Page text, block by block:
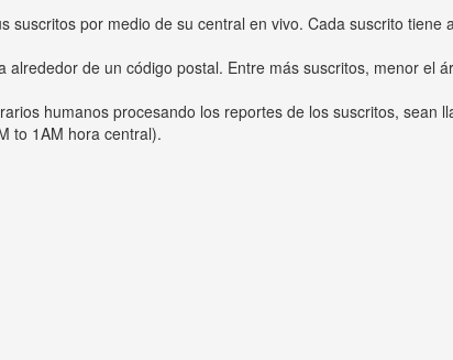
suscritos por medio de su central en vivo. Cada suscrito
de un código postal. Entre más suscritos, menor el
humanos procesando los reportes de los suscritos, sean
to 1AM hora central).